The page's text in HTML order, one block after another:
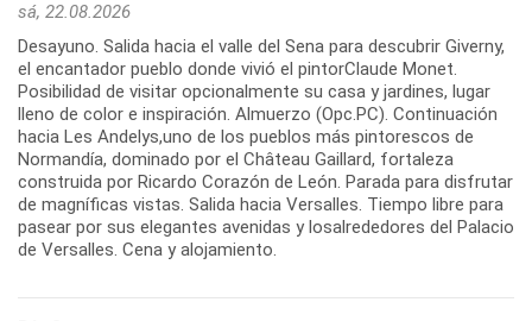
sá, 22.08.2026
Desayuno. Salida hacia el valle del Sena para descubrir Giverny,
el encantador pueblo donde vivió el pintorClaude Monet.
Posibilidad de visitar opcionalmente su casa y jardines, lugar
lleno de color e inspiración. Almuerzo (Opc.PC). Continuación
hacia Les Andelys,uno de los pueblos más pintorescos de
Normandía, dominado por el Château Gaillard, fortaleza
construida por Ricardo Corazón de León. Parada para disfrutar
de magníficas vistas. Salida hacia Versalles. Tiempo libre para
pasear por sus elegantes avenidas y losalrededores del Palacio
de Versalles. Cena y alojamiento.